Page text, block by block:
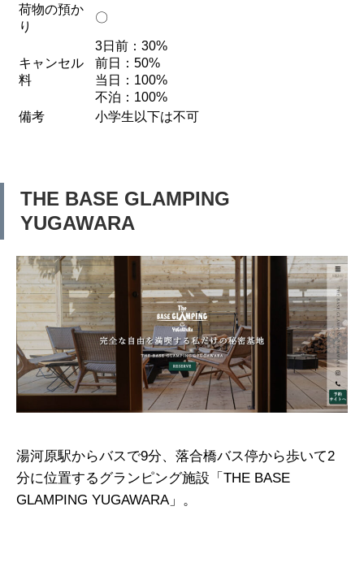
荷物の預か
り
〇
キャンセル
料
3日前：30%
前日：50%
当日：100%
不泊：100%
備考
小学生以下は不可
THE BASE GLAMPING
YUGAWARA
湯河原駅からバスで9分、落合橋バス停から歩いて2
分に位置するグランピング施設「THE BASE
GLAMPING YUGAWARA」。